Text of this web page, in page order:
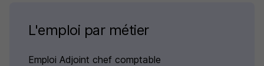
L'emploi par métier
Emploi Adjoint chef comptable